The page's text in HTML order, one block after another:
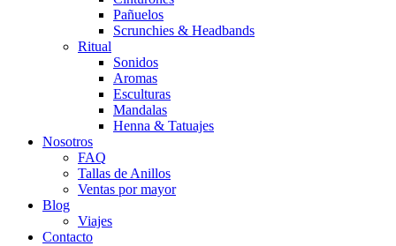
Pañuelos
Scrunchies & Headbands
Ritual
Sonidos
Aromas
Esculturas
Mandalas
Henna & Tatuajes
Nosotros
FAQ
Tallas de Anillos
Ventas por mayor
Blog
Viajes
Contacto